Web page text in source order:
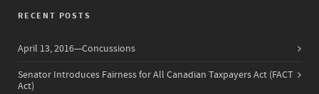
RECENT POSTS
April 13, 2016—Concussions
Senator Introduces Fairness for All Canadian Taxpayers Act (FACT
Act)